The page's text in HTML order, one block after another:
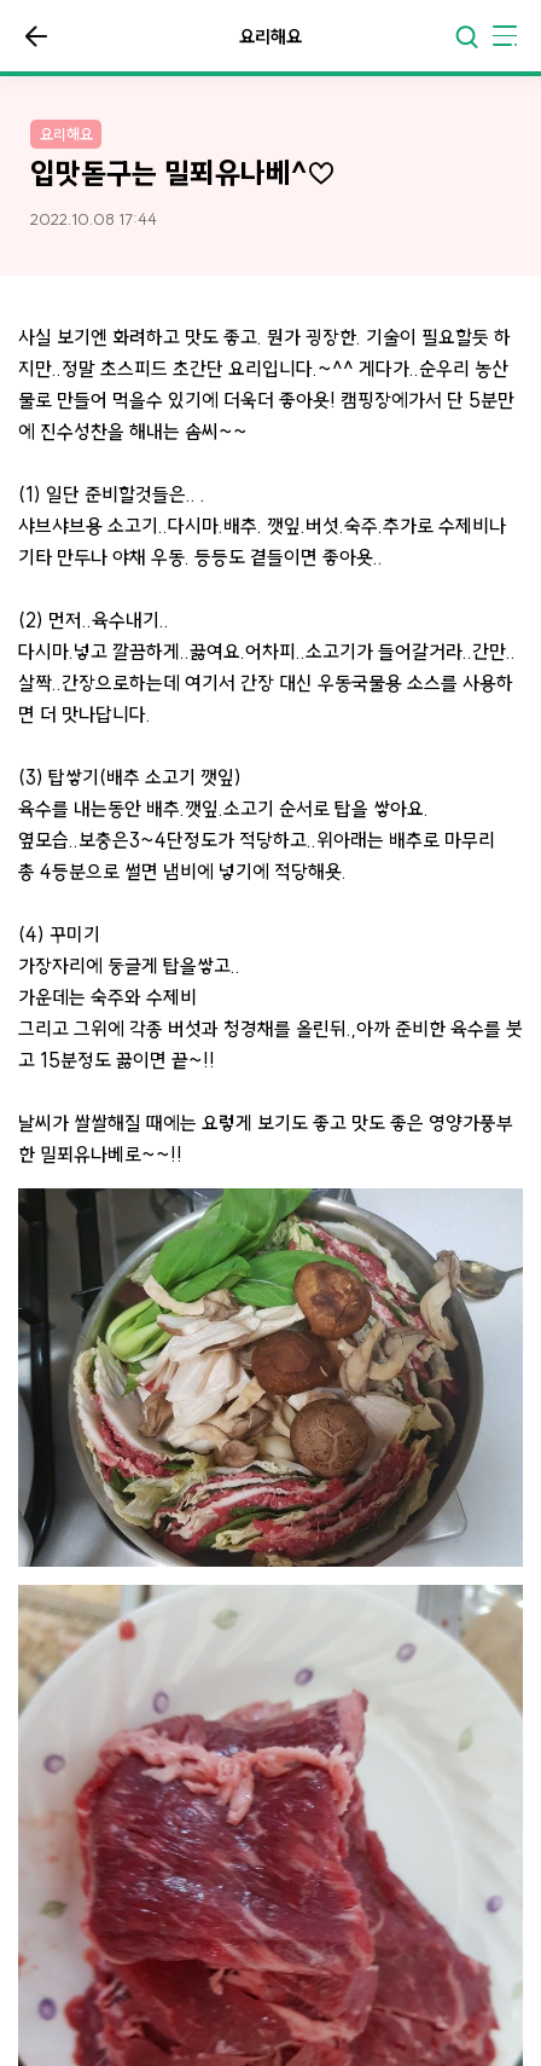
요리해요
요리해요
입맛돋구는 밀푀유나베^♡
2022.10.08 17:44
사실 보기엔 화려하고 맛도 좋고. 뭔가 굉장한. 기술이 필요할듯 하
지만..정말 초스피드 초간단 요리입니다.~^^ 게다가..순우리 농산
물로 만들어 먹을수 있기에 더욱더 좋아욧! 캠핑장에가서 단 5분만
에 진수성찬을 해내는 솜씨~~
(1) 일단 준비할것들은.. .
샤브샤브용 소고기..다시마.배추. 깻잎.버섯.숙주.추가로 수제비나
기타 만두나 야채 우동. 등등도 곁들이면 좋아욧..
(2) 먼저..육수내기..
다시마.넣고 깔끔하게..끓여요.어차피..소고기가 들어갈거라..간만..
살짝..간장으로하는데 여기서 간장 대신 우동국물용 소스를 사용하
면 더 맛나답니다.
(3) 탑쌓기(배추 소고기 깻잎)
육수를 내는동안 배추.깻잎.소고기 순서로 탑을 쌓아요.
옆모습..보충은3~4단정도가 적당하고..위아래는 배추로 마무리
총 4등분으로 썰면 냄비에 넣기에 적당해욧.
(4) 꾸미기
가장자리에 둥글게 탑을쌓고..
가운데는 숙주와 수제비
그리고 그위에 각종 버섯과 청경채를 올린뒤.,아까 준비한 육수를 붓
고 15분정도 끓이면 끝~!!
날씨가 쌀쌀해질 때에는 요렇게 보기도 좋고 맛도 좋은 영양가풍부
한 밀푀유나베로~~!!